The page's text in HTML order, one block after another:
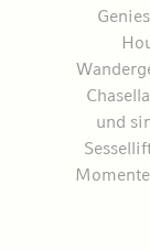
und